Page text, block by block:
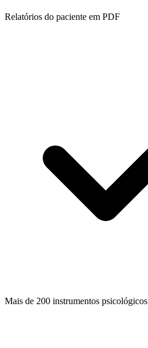
Relatórios do paciente em PDF
Mais de 200 instrumentos psicológicos